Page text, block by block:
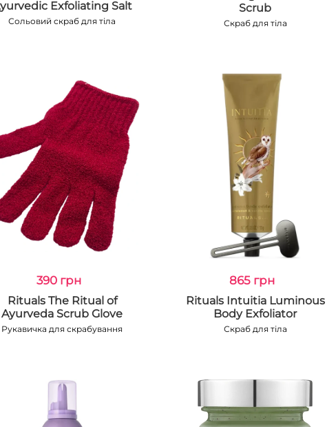
Exfoliating Salt
Сольовий скраб для тіла
Scrub
Скраб для тіла
390 грн
Rituals The Ritual of
Ayurveda Scrub Glove
Рукавичка для скрабування
865 грн
Rituals Intuitia Luminous
Body Exfoliator
Скраб для тіла